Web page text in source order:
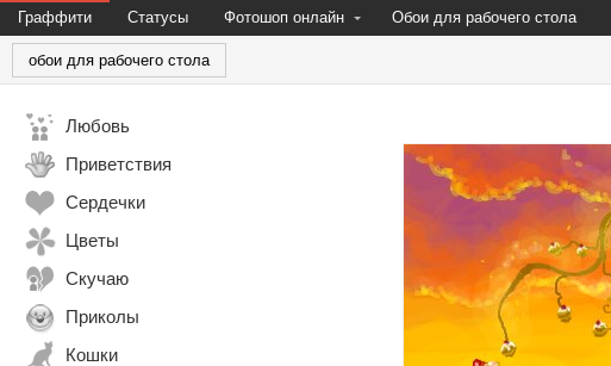
Граффити Статусы Фотошоп онлайн Обои для рабочего стола
обои для рабочего стола
Любовь
Приветствия
Сердечки
Цветы
Скучаю
Приколы
Кошки